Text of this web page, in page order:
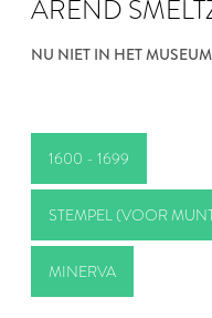
AREND
NU NIET IN HET
1600 - 1699
STEMPEL (VOOR
MINERVA